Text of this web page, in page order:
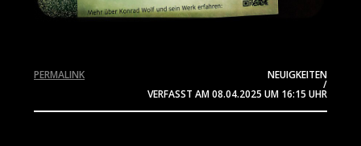
NEUIGKEITEN
/
VERFASST AM08.04.2025 UM 16:15 UHR
PERMALINK